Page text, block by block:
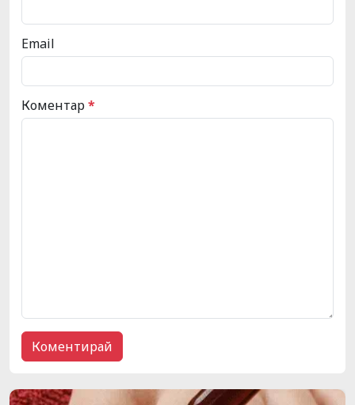
Email
Коментар*